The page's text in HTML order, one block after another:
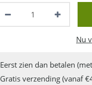
Nu
Eerst zien dan betalen
Gratis verzending (vanaf